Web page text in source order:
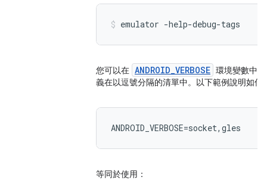
emulator -help-debug-tags
您可以在 ANDROID_VERBOSE 環境變數中
義在以逗號分隔的清單中。以下範例說明如何
ANDROID_VERBOSE=socket,gles
等同於使用：